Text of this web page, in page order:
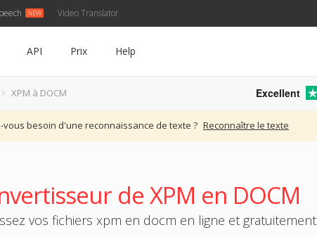
Video Translator
API Prix Help
XPM à DOCM Excellent
vous besoin d'une reconnaissance de texte ? Reconnaître le texte
de XPM en DOCM
vos fichiers xpm en docm en ligne et gratuitement